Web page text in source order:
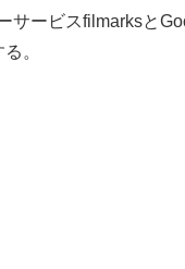
サービスfilmarksと
。